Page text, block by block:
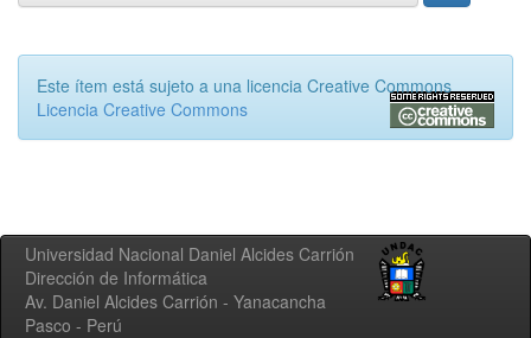
Este ítem está sujeto a una licencia Creative Commons
Licencia Creative Commons
Universidad Nacional Daniel Alcides Carrión
Dirección de Informática
Av. Daniel Alcides Carrión - Yanacancha
Pasco - Perú